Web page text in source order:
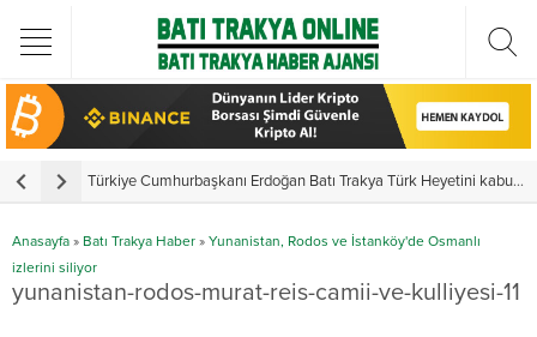
Türkiye Cumhurbaşkanı Erdoğan Batı Trakya Türk Heyetini kabul etti
Anasayfa » Batı Trakya Haber » Yunanistan, Rodos ve İstanköy'de Osmanlı
izlerini siliyor
yunanistan-rodos-murat-reis-camii-ve-kulliyesi-11